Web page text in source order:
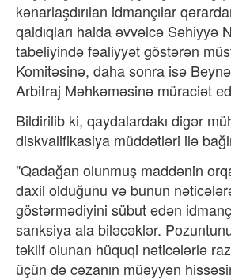
kənarlaşdırılan idmançılar
qaldıqları halda əvvəlcə Səhiyyə
tabeliyində fəaliyyət göstərən
Komitəsinə, daha sonra isə
Arbitraj Məhkəməsinə müraciət
Bildirilib ki, qaydalardakı digər
diskvalifikasiya müddətləri ilə
"Qadağan olunmuş maddənin
daxil olduğunu və bunun
göstərmədiyini sübut edən
sanksiya ala biləcəklər.
təklif olunan hüquqi nəticələrlə
üçün də cəzanın müəyyən